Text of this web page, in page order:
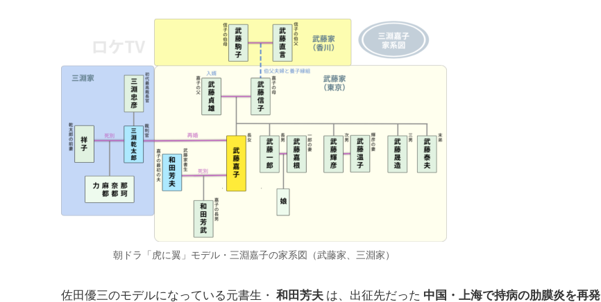
朝ドラ「虎に翼」モデル・三淵嘉子の家系図（武藤家、三淵家）
佐田優三のモデルになっている元書生・ 和田芳夫 は、出征先だった 中国・上海で持病の肋膜炎を再発